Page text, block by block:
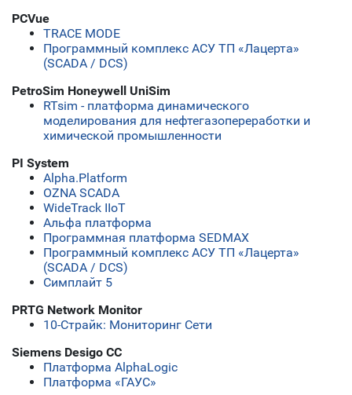
PCVue
TRACE MODE
Программный комплекс АСУ ТП «Лацерта»
(SCADA / DCS)
PetroSim Honeywell UniSim
RTsim - платформа динамического
моделирования для нефтегазопереработки и
химической промышленности
PI System
Alpha.Platform
OZNA SCADA
WideTrack IIoT
Альфа платформа
Программная платформа SEDMAX
Программный комплекс АСУ ТП «Лацерта»
(SCADA / DCS)
Симплайт 5
PRTG Network Monitor
10-Страйк: Мониторинг Сети
Siemens Desigo CC
Платформа AlphaLogic
Платформа «ГАУС»